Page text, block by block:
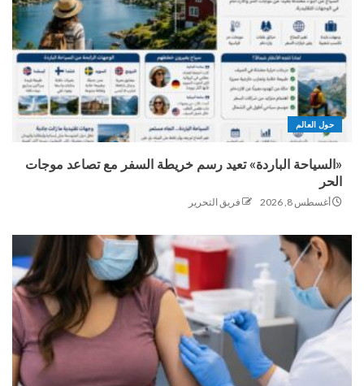
حول العالم
«السياحة الباردة» تعيد رسم خريطة السفر مع تصاعد موجات
الحر
أغسطس 8, 2026 فريق التحرير